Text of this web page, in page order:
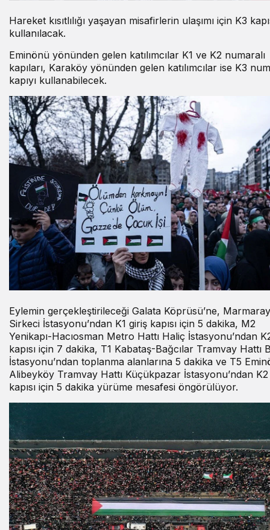
Hareket kısıtlılığı yaşayan misafirlerin ulaşımı için K3
kullanılacak.
Eminönü yönünden gelen katılımcılar K1 ve K2 numaralı
kapıları, Karaköy yönünden gelen katılımcılar ise K3
kapıyı kullanabilecek.
Eylemin gerçekleştirileceği Galata Köprüsü’ne, Marmaray
Sirkeci İstasyonu’ndan K1 giriş kapısı için 5 dakika, M2
Yenikapı-Hacıosman Metro Hattı Haliç İstasyonu’ndan
kapısı için 7 dakika, T1 Kabataş-Bağcılar Tramvay Hattı
İstasyonu’ndan toplanma alanlarına 5 dakika ve T5
Alibeyköy Tramvay Hattı Küçükpazar İstasyonu’ndan
kapısı için 5 dakika yürüme mesafesi öngörülüyor.